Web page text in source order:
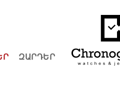
ԶԱՐԴԵՐ